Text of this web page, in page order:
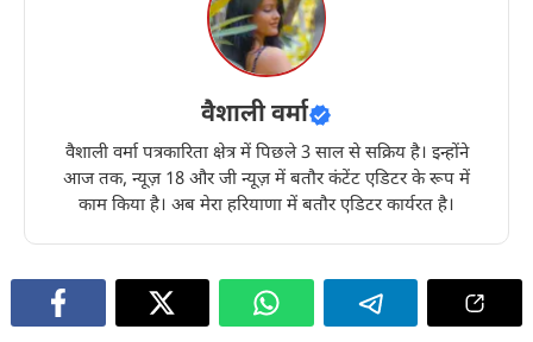
वैशाली वर्मा
वैशाली वर्मा पत्रकारिता क्षेत्र में पिछले 3 साल से सक्रिय है। इन्होंने
आज तक, न्यूज़ 18 और जी न्यूज़ में बतौर कंटेंट एडिटर के रूप में
काम किया है। अब मेरा हरियाणा में बतौर एडिटर कार्यरत है।